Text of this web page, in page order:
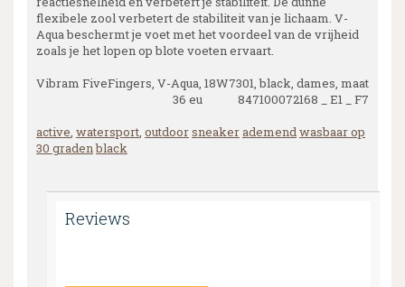
flexibele zool verbetert de stabiliteit van je lichaam. V-
Aqua beschermt je voet met het voordeel van de vrijheid
zoals je het lopen op blote voeten ervaart.
Vibram FiveFingers, V-Aqua, 18W7301, black, dames, maat
36 eu 847100072168 _ E1 _ F7
active, watersport, outdoorsneakerademendwasbaar op
30 gradenblack
Reviews